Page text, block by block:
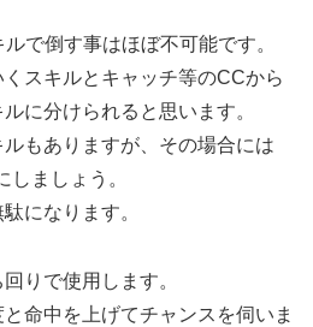
で倒す事はほぼ不可能です。
スキルとキャッチ等のCCから
に分けられると思います。
もありますが、その場合には
ましょう。
になります。
りで使用します。
と命中を上げてチャンスを伺いま